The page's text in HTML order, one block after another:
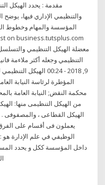
مقدمة : يحدد الهيكل
والتنظيمي الإداري فيها،
المؤسسة والمهام وخطوط
التنظيمي وجعله أكثر ملاءمة
9, 2018 - 00:24 الهيكل
المؤطرة لرئاسة النيابة
محكمة النقض; النيابة العامة
من الهيكل التنظيمى منها:
الهيكل القطاعى ، والمصفوفى
يعملون فى أقسام على الفرق
الوظيفي في علم الإدارة هو
داخل المؤسسة ككل و يحدد